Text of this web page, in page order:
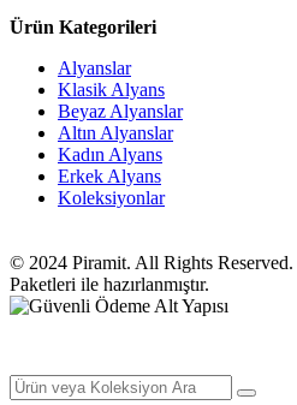
Ürün Kategorileri
Alyanslar
Klasik Alyans
Beyaz Alyanslar
Altın Alyanslar
Kadın Alyans
Erkek Alyans
Koleksiyonlar
© 2024 Piramit. All Rights Reserved.
Paketleri ile hazırlanmıştır.